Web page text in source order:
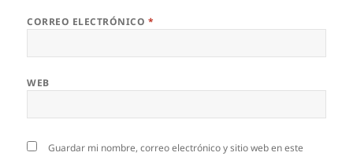
CORREO ELECTRÓNICO *
WEB
Guardar mi nombre, correo electrónico y sitio web en este